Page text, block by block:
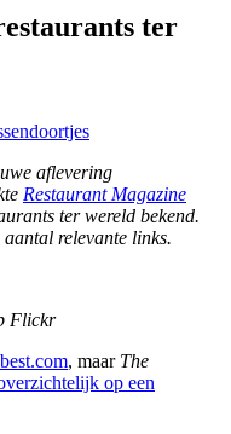
ter
aflevering
Restaurant Magazine
ter wereld bekend.
relevante links.
Flickr
, maar The
op een